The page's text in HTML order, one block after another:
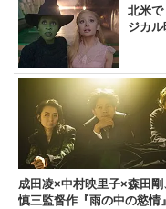
北米
ジカ
成田凌×中村映里子×森田剛
慎三監督作『雨の中の慾情